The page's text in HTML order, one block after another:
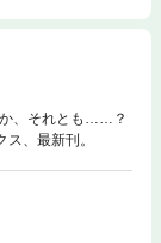
か、それとも……？
、最新刊。